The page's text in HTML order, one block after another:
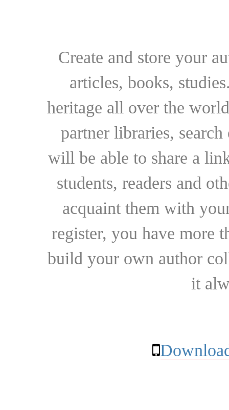
Create and store your
articles, books,
heritage all over the
partner libraries,
will be able to share a
students, readers and
acquaint them with
register, you have more
build your own author
it